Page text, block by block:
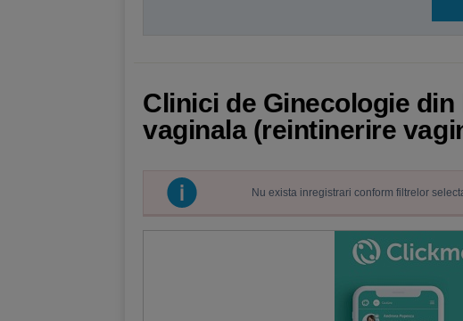
Clinici de Ginecologie
vaginala (reintinerire
Nu exista inregistrari conform filtrelor